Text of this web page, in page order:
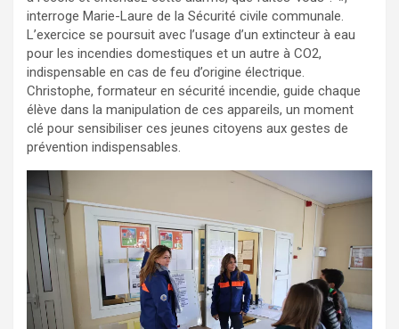
interroge Marie-Laure de la Sécurité civile communale.
L’exercice se poursuit avec l’usage d’un extincteur à eau
pour les incendies domestiques et un autre à CO2,
indispensable en cas de feu d’origine électrique.
Christophe, formateur en sécurité incendie, guide chaque
élève dans la manipulation de ces appareils, un moment
clé pour sensibiliser ces jeunes citoyens aux gestes de
prévention indispensables.